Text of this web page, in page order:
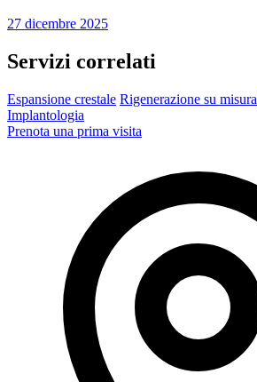
27 dicembre 2025
Servizi correlati
Espansione crestale Rigenerazione su misura
Implantologia
Prenota una prima visita